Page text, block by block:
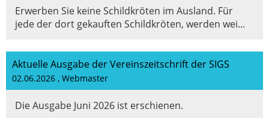
Erwerben Sie keine Schildkröten im Ausland. Für
jede der dort gekauften Schildkröten, werden wei...
Aktuelle Ausgabe der Vereinszeitschrift der SIGS
02.06.2026 , Webmaster
Die Ausgabe Juni 2026 ist erschienen.